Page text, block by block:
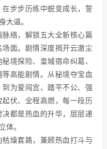
步步历练中蜕变成长，誓
大道。
络，解锁五大全新核心篇
面。剧情深度揭开云澈尘
境探险、皇城宿命纠葛、
高能剧情。从秘境夺宝血
为爱闯宫、踏平不公、强
伏、全程高燃，每一段历
都是热血的升华，层层递
体。
燥套路，兼顾热血打斗与